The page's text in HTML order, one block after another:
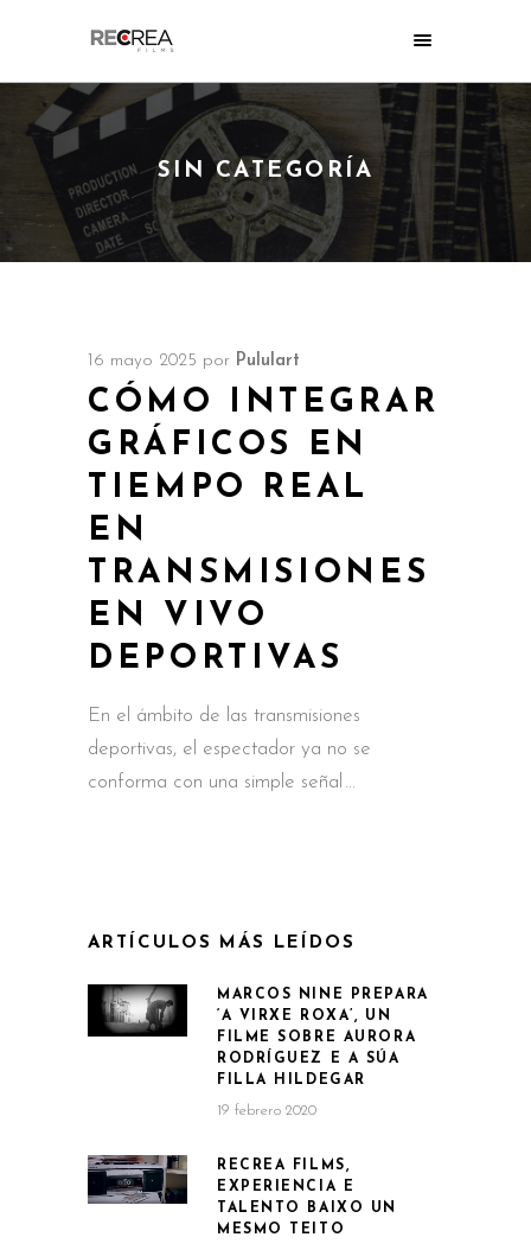
SIN CATEGORÍA
16 mayo 2025 por Pululart
CÓMO INTEGRAR
GRÁFICOS EN
TIEMPO REAL
EN
TRANSMISIONES
EN VIVO
DEPORTIVAS
En el ámbito de las transmisiones
deportivas, el espectador ya no se
conforma con una simple señal
ARTÍCULOS MÁS LEÍDOS
MARCOS NINE PREPARA
‘A VIRXE ROXA’, UN
FILME SOBRE AURORA
RODRÍGUEZ E A SÚA
FILLA HILDEGAR
19 febrero 2020
RECREA FILMS,
EXPERIENCIA E
TALENTO BAIXO UN
MESMO TEITO